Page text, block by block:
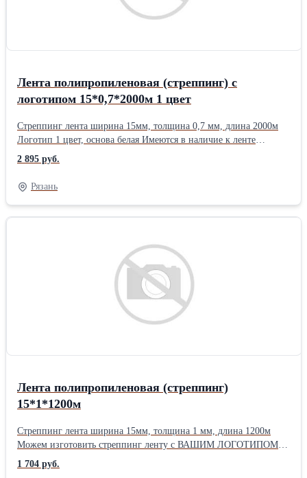
Лента полипропиленовая (стреппинг) с
логотипом 15*0,7*2000м 1 цвет
Стреппинг лента ширина 15мм, толщина 0,7 мм, длина 2000м
Логотип 1 цвет, основа белая Имеются в наличие к ленте
оборудование и скобы. Бесплатная доставка при заказе от 8000
руб. -г. Рязань 10000 руб.- Московский регион, Рязанский
2 895 руб.
Рязань
Лента полипропиленовая (стреппинг)
15*1*1200м
Стреппинг лента ширина 15мм, толщина 1 мм, длина 1200м
Можем изготовить стреппинг ленту с ВАШИМ ЛОГОТИПОМ!!!
Имеются в наличие к ленте оборудование и скобы. Бесплатная
доставка при заказе от 8000 руб. -г. Рязань 10000 руб.-
1 704 руб.